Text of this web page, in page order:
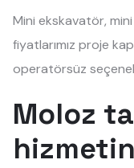
Mini ekskavatör,
fiyatlarımız proje
operatörsüz
Moloz